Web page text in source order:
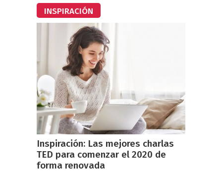
INSPIRACIÓN
Inspiración: Las mejores charlas
TED para comenzar el 2020 de
forma renovada